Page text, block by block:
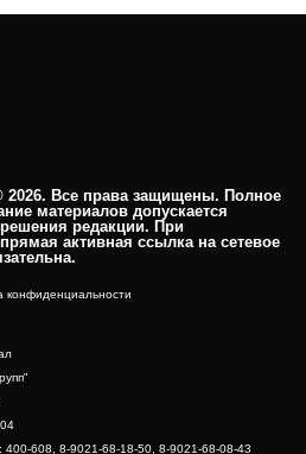
2026. Все права защищены. Полное
материалов допускается
редакции. При
активная ссылка на сетевое
конфиденциальности
608, 8-9021-68-18-50, 8-9021-68-08-43